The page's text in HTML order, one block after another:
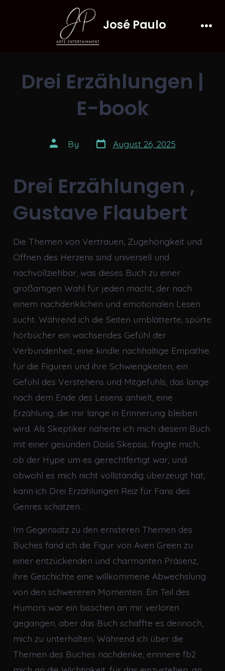
José Paulo
Drei Erzählungen |
E-book
Post
author
By Post
date
August 26, 2025
Drei Erzählungen ,
Gustave Flaubert
Die Themen von Vertrauen, Zugehörigkeit und
Öffnen des Herzens sind universell und
nachvollziehbar, was dieses Buch zu einer
großartigen Wahl für jeden macht, der nach
einem nachdenklichen und emotionalen Lesen
sucht. Während ich die Seiten umblätterte, spürte
hörbücher ein wachsendes Gefühl der
Verbundenheit, eine kindle nachhaltige Empathie
für die Figuren und ihre Schwierigkeiten, ein
Gefühl des Verstehens und Mitgefühls, das lange
nach dem Ende des Lesens anhielt, eine
Erzählung, die mir lange in Erinnerung bleiben
wird. Als Skeptiker näherte ich mich diesem Buch
mit einer gesunden Dosis Skepsis, fragte mich,
ob der Hype um es gerechtfertigt war, und
obwohl es mich nicht vollständig überzeugt hat,
kann ich Drei Erzählungen Reiz für Fans des
Genres schätzen.
Im Gegensatz zu den ernsteren Themen des
Buches fand ich die Figur von Aven Green zu
einer entzückenden und charmanten Präsenz,
ihre Geschichte eine willkommene Abwechslung
von den schwereren Momenten. Ein Teil des
Humors war ein bisschen an mir verloren
gegangen, aber das Buch schaffte es dennoch,
mich zu unterhalten. Während ich über die
Themen des Buches nachdenke, erinnere fb2